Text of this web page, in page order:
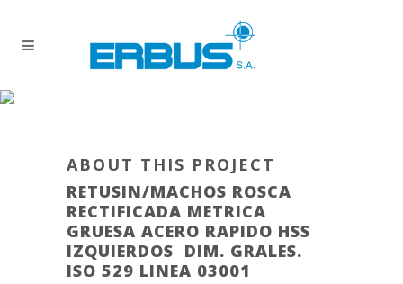
ABOUT THIS PROJECT
RETUSIN/MACHOS ROSCA
RECTIFICADA METRICA
GRUESA ACERO RAPIDO HSS
IZQUIERDOS DIM. GRALES.
ISO 529 LINEA 03001